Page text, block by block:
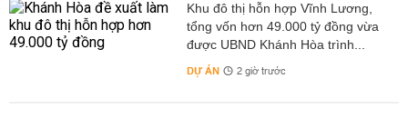
Khu đô thị hỗn hợp Vĩnh Lương,
tổng vốn hơn 49.000 tỷ đồng vừa
được UBND Khánh Hòa trình...
DỰ ÁN 2 giờ trước